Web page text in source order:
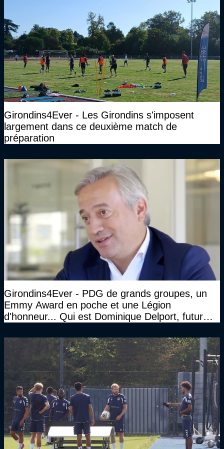
Girondins4Ever - Les Girondins s'imposent
largement dans ce deuxième match de
préparation
Girondins4Ever - PDG de grands groupes, un
Emmy Award en poche et une Légion
d'honneur... Qui est Dominique Delport, futur